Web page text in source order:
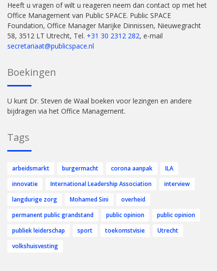
Heeft u vragen of wilt u reageren neem dan contact op met het
Office Management van Public SPACE. Public SPACE
Foundation, Office Manager Marijke Dinnissen, Nieuwegracht
58, 3512 LT Utrecht, Tel. +31 30 2312 282, e-mail
secretariaat@publicspace.nl
Boekingen
U kunt Dr. Steven de Waal boeken voor lezingen en andere
bijdragen via het Office Management.
Tags
arbeidsmarkt burgermacht corona aanpak
ILA
innovatie
International Leadership Association
interview
langdurige zorg
Mohamed Sini
overheid
permanent public grandstand
public opinion
public opinion
publiek leiderschap
sport toekomstvisie
Utrecht
volkshuisvesting